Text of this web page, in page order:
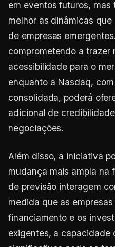
em eventos futuros, mas
melhor as dinâmicas
de empresas
comprometendo a trazer
acessibilidade para o
enquanto a Nasdaq,
consolidada, poderá
adicional de
negociações.
Além disso, a iniciativa
mudança mais ampla na
de previsão interagem
medida que as
financiamento e os
exigentes, a capacidade